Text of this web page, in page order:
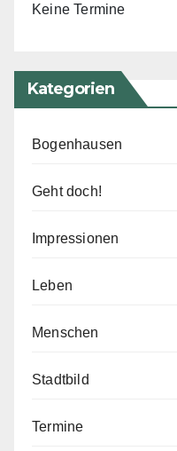
Keine Termine
Kategorien
Bogenhausen
Geht doch!
Impressionen
Leben
Menschen
Stadtbild
Termine